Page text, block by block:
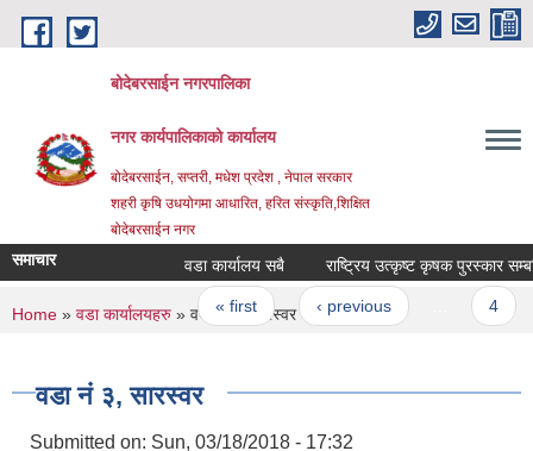
Skip to main content
बोदेबरसाईन नगरपालिका
नगर कार्यपालिकाको कार्यालय
बोदेबरसाईन, सप्तरी, मधेश प्रदेश , नेपाल सरकार
शहरी कृषि उधयोगमा आधारित, हरित संस्कृति,शिक्षित
बोदेबरसाईन नगर
समाचार वडा कार्यालय सबै राष्ट्रिय उत्कृष्ट कृषक पुरस्कार
Pages
« first ‹ previous
You are here
Home » वडा कार्यालयहरु » वडा नं‌ ३, सारस्वर
वडा नं‌ ३, सारस्वर
Submitted on: Sun, 03/18/2018 - 17:32